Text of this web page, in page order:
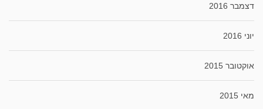
דצמבר 2016
יוני 2016
אוקטובר 2015
מאי 2015